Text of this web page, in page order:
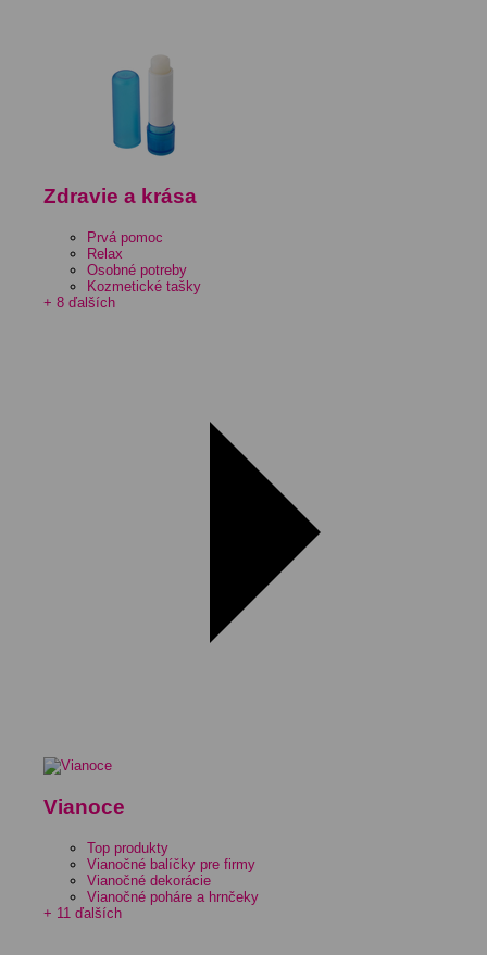
Zdravie a krása
Prvá pomoc
Relax
Osobné potreby
Kozmetické tašky
+ 8 ďalších
Vianoce
Top produkty
Vianočné balíčky pre firmy
Vianočné dekorácie
Vianočné poháre a hrnčeky
+ 11 ďalších